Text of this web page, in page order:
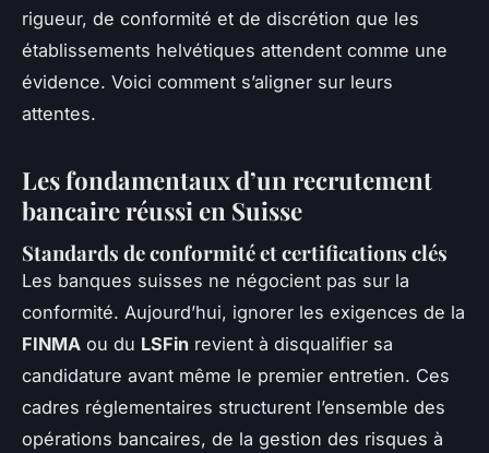
rigueur, de conformité et de discrétion que les
établissements helvétiques attendent comme une
évidence. Voici comment s’aligner sur leurs
attentes.
Les fondamentaux d’un recrutement
bancaire réussi en Suisse
Standards de conformité et certifications clés
Les banques suisses ne négocient pas sur la
conformité. Aujourd’hui, ignorer les exigences de la
FINMA ou du LSFin revient à disqualifier sa
candidature avant même le premier entretien. Ces
cadres réglementaires structurent l’ensemble des
opérations bancaires, de la gestion des risques à